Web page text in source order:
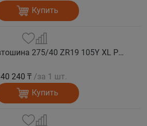
Купить
COMFORSER Автошина 275/40 ZR19 105Y XL PURESPEED лето
40 240 ₸ /за 1 шт.
Купить